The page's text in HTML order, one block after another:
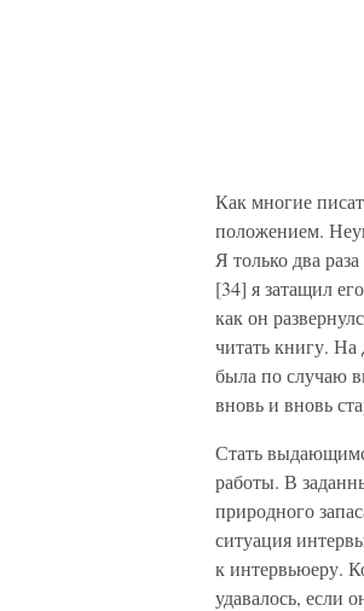
Как многие
положением.
Я только два
[34] я затащил
как он
читать книгу. На
была по случаю
вновь и вновь
Стать
работы. В
природного
ситуация
к интервьюеру.
удавалось, если